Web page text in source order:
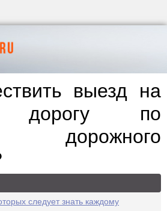
выезд на
дорогу по
дорожного
следует знать каждому